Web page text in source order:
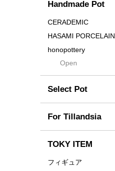
Crown
Distortion
Drop
DUNE
Flames
For
Former
Fused
Earth
emeth
Enhance
Handmade Pot
CERADEMIC
HASAMI PORCELAIN
honopottery
nocturne
tamanhayat
TETSUYA OZAWA
Scratch
Takehiro Ito
Yuya Iha
Open
Select Pot
For Tillandsia
TOKY ITEM
フィギュア